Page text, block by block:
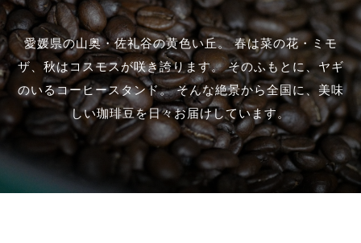
コマンダンテC40 Mk4 ロースターが忖度ナシでレビ
ュー
器具のこと 2026/4/14
お花見にも、水出しにも。ズボラに万能なコーヒーバ
ッグのすすめ。
ズボラにと
とのう
2026/4/1
愛媛県の山奥・佐礼谷の黄色い丘。 春は菜の花・ミモ
ザ、秋はコスモスが咲き誇ります。 そのふもとに、ヤギ
のいるコーヒースタンド。 そんな絶景から全国に、美味
しい珈琲豆を日々お届けしています。